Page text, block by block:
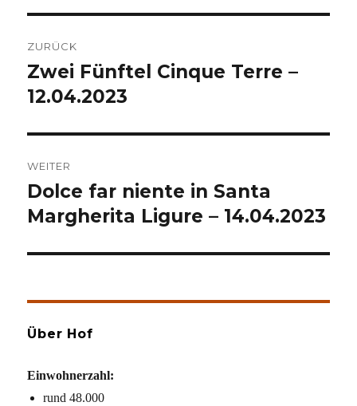
ZURÜCK
Vorheriger
Beitrag:
Zwei Fünftel Cinque Terre –
12.04.2023
WEITER
Nächster
Beitrag:
Dolce far niente in Santa
Margherita Ligure – 14.04.2023
Über Hof
Einwohnerzahl:
rund 48.000